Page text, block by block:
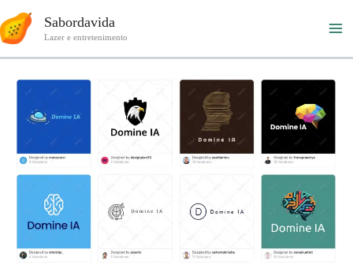
para
Sabordavida
Lazer e entretenimento